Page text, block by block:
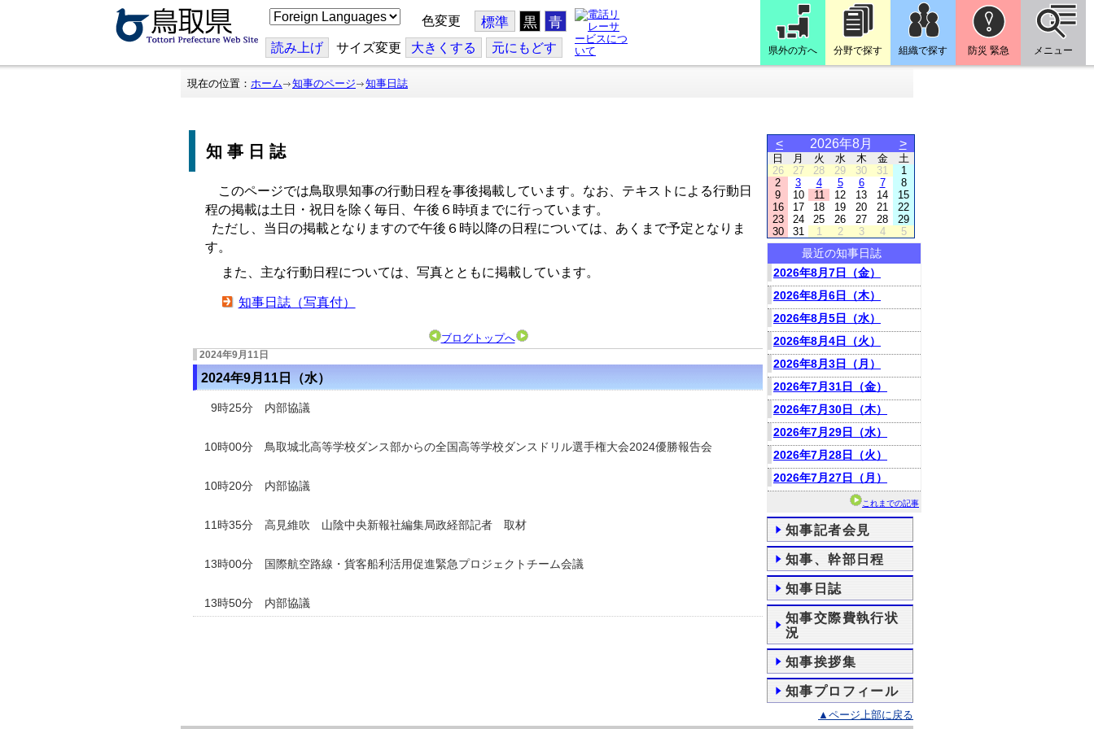
こ
の
ジ
を
翻
色変更 標準 黒 青
読み上げ サイズ変更 大きくする 元にもどす 県外の方へ 分野で探す 組織で探す 防災 緊急 メニュー
現在の位置： ホーム 知事のページ 知事日誌
知事日誌
このページでは鳥取県知事の行動日程を事後掲載しています。なお、テキストによる行動日
程の掲載は土日・祝日を除く毎日、午後６時頃までに行っています。
ただし、当日の掲載となりますので午後６時以降の日程については、あくまで予定となりま
す。
また、主な行動日程については、写真とともに掲載しています。
知事日誌（写真付）
ブログトップへ
2024年9月11日
2024年9月11日（水）
9時25分 内部協議
10時00分 鳥取城北高等学校ダンス部からの全国高等学校ダンスドリル選手権大会2024優勝報告会
10時20分 内部協議
11時35分 高見維吹 山陰中央新報社編集局政経部記者 取材
13時00分 国際航空路線・貨客船利活用促進緊急プロジェクトチーム会議
13時50分 内部協議
< 2026年8月 >
日 月 火 水 木 金
土
26
27 28 29 30 31
1
2
3 4 5 6 7
8
9
10 11 12 13 14
15
16
17 18 19 20 21
22
23
24 25 26 27 28
29
30
31 1 2 3 4 5
最近の知事日誌
2026年8月7日（金）
2026年8月6日（木）
2026年8月5日（水）
2026年8月4日（火）
2026年8月3日（月）
2026年7月31日（金）
2026年7月30日（木）
2026年7月29日（水）
2026年7月28日（火）
2026年7月27日（月）
これまでの記事
知事記者会見
知事、幹部日程
知事日誌
知事交際費執行状
況
知事挨拶集
知事プロフィール
▲ページ上部に戻る